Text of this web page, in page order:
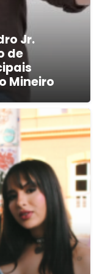
Jr.
de
Mineiro